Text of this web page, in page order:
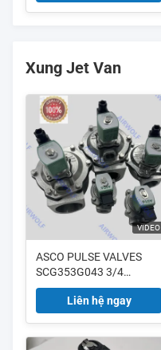
Xung Jet Van
VIDEO
ASCO PULSE VALVES
SCG353G043 3/4
"SCG353G044 1"
C140740 23821-0059 Cơ
thể thắt thắt thử nghiệm
Liên hệ ngay